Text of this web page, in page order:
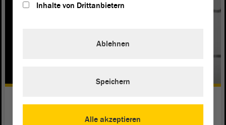
Wenn Flüchtlinge nicht bleiben
Inhalte von Drittanbietern
Alle akzeptieren
Ablehnen
Speichern